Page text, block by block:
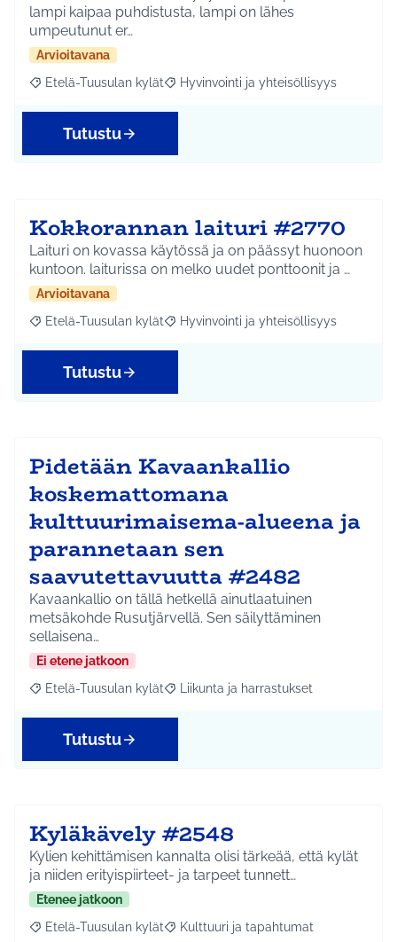
lampi kaipaa puhdistusta, lampi on lähes
umpeutunut er…
Arvioitavana
Rajaa tulokset aihepiirin mukaan: Etelä-Tuusulan kylät
Etelä-Tuusulan kylät Rajaa tulokset teeman mukaan:
Hyvinvointi ja yhteisöllisyys
Tutustu
Kokkorannan laituri #2770
Laituri on kovassa käytössä ja on päässyt huonoon
kuntoon. laiturissa on melko uudet ponttoonit ja …
Arvioitavana
Rajaa tulokset aihepiirin mukaan: Etelä-Tuusulan kylät
Etelä-Tuusulan kylät Rajaa tulokset teeman mukaan:
Hyvinvointi ja yhteisöllisyys
Tutustu
Pidetään Kavaankallio
koskemattomana
kulttuurimaisema-alueena ja
parannetaan sen
saavutettavuutta #2482
Kavaankallio on tällä hetkellä ainutlaatuinen
metsäkohde Rusutjärvellä. Sen säilyttäminen
sellaisena…
Ei etene jatkoon
Rajaa tulokset aihepiirin mukaan: Etelä-Tuusulan kylät
Etelä-Tuusulan kylät Rajaa tulokset teeman mukaan:
Liikunta ja harrastukset
Tutustu
Kyläkävely #2548
Kylien kehittämisen kannalta olisi tärkeää, että kylät
ja niiden erityispiirteet- ja tarpeet tunnett…
Etenee jatkoon
Rajaa tulokset aihepiirin mukaan: Etelä-Tuusulan kylät
Etelä-Tuusulan kylät Rajaa tulokset teeman mukaan:
Kulttuuri ja tapahtumat